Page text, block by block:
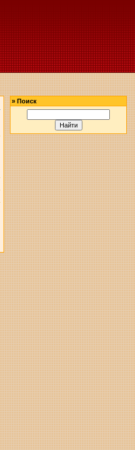
»Поиск